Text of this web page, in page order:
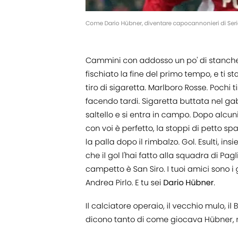
Come Dario Hübner, diventare capocannonieri di
Cammini con addosso un po' di
fischiato la fine del primo tempo, e ti
tiro di sigaretta. Marlboro Rosse.
facendo tardi. Sigaretta buttata nel
saltello e si entra in campo. Dopo
con voi è perfetto, la stoppi di petto
la palla dopo il rimbalzo. Gol. Esulti,
che il gol l'hai fatto alla squadra di
campetto è San Siro. I tuoi amici sono
Andrea Pirlo. E tu sei Dario Hübner.
Il calciatore operaio, il vecchio mulo, il
dicono tanto di come giocava Hübner,